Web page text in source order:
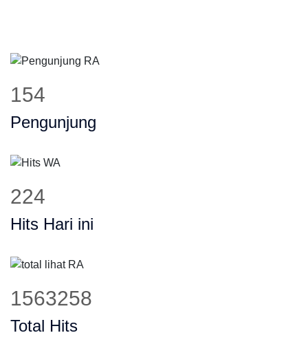
193
Pengunjung
279
Hits Hari ini
1949681
Total Hits